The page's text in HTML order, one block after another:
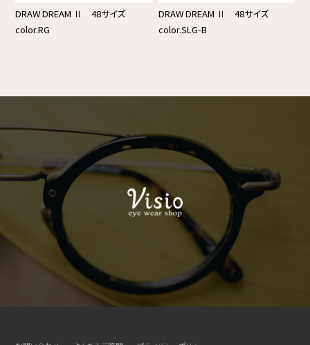
DRAW DREAM Ⅱ 48サイズ
color.RG
DRAW DREAM Ⅱ 48サイズ
color.SLG-B